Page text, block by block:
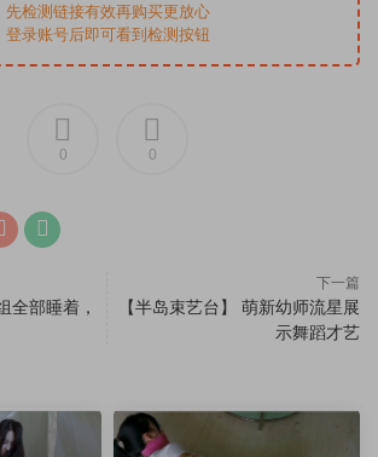
先检测链接有效再购买更放心
登录账号后即可看到检测按钮
0 0
全部睡着，
下一篇
【半岛束艺台】 萌新幼师流星展
示舞蹈才艺